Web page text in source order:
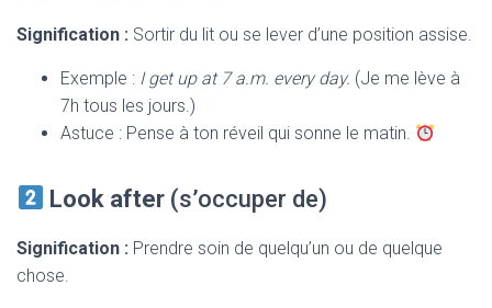
Signification : Sortir du lit ou se lever d’une position assise.
Exemple : I get up at 7 a.m. every day. (Je me lève à
7h tous les jours.)
Astuce : Pense à ton réveil qui sonne le matin.
Look after (s’occuper de)
Signification : Prendre soin de quelqu’un ou de quelque
chose.